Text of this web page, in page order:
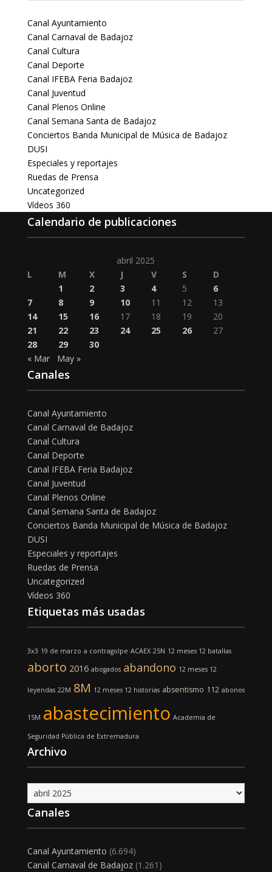
Canal Ayuntamiento
Canal Carnaval de Badajoz
Canal Cultura
Canal Deporte
Canal IFEBA Feria Badajoz
Canal Juventud
Canal Plenos Online
Canal Semana Santa de Badajoz
Conciertos Banda Municipal de Música de Badajoz
DUSI
Especiales y reportajes
Ruedas de Prensa
Uncategorized
Vídeos 360
Calendario de publicaciones
abril 2025
L
M X J V S
D
1
2 3 4 5
6
7
8 9 10 11 12
13
14
15 16 17 18 19
20
21
22 23 24 25 26
27
28
29
30
« Mar
May »
Canales
Canal Ayuntamiento
Canal Carnaval de Badajoz
Canal Cultura
Canal Deporte
Canal IFEBA Feria Badajoz
Canal Juventud
Canal Plenos Online
Canal Semana Santa de Badajoz
Conciertos Banda Municipal de Música de Badajoz
DUSI
Especiales y reportajes
Ruedas de Prensa
Uncategorized
Vídeos 360
Etiquetas más usadas
3x3 19 de marzo a contragolpe ACAEX 25N 12 meses 12 batallas
aborto 2016 abogados abandono 12 meses 12
leyendas 22M 8M 12 meses 12 historias absentismo 112 abonos
15M abastecimiento Academia de
Seguridad Pública de Extremadura
Archivo
Archivo
Canales
Canal Ayuntamiento (6.694)
Canal Carnaval de Badajoz(1.261)